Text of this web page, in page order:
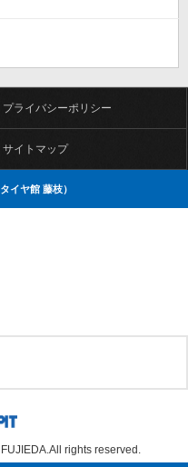
プライバシーポリシー
サイトマップ
イヤ館 藤枝）
rights reserved.